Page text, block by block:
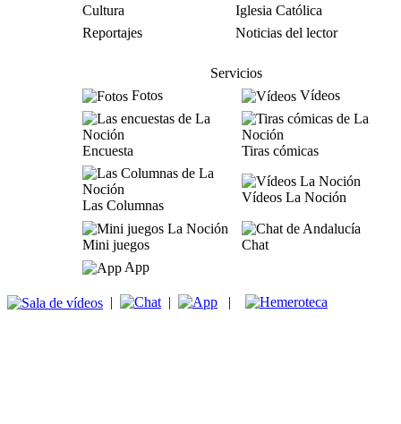
Cultura
Iglesia Católica
Reportajes
Noticias del lector
Servicios
Fotos
Vídeos
Encuesta Tiras cómicas
Las Columnas
Vídeos La Noción
Mini juegos
Chat
App
| | |